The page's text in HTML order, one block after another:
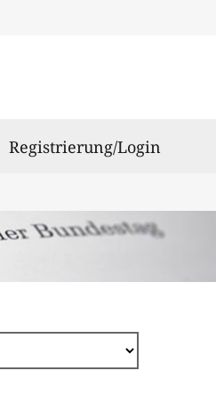
Registrierung/Login